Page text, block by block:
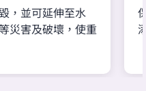
，並可延伸至水
災害及破壞，使重